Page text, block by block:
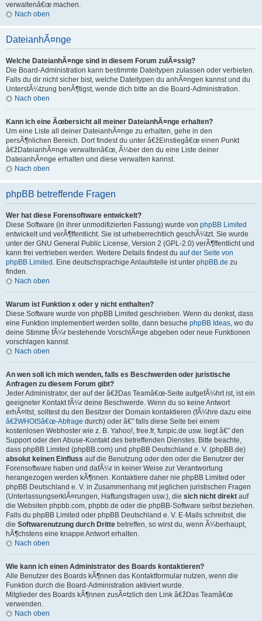
verwaltenâ€œ machen.
Nach oben
DateianhÃ¤nge
Welche DateianhÃ¤nge sind in diesem Forum zulÃ¤ssig?
Die Board-Administration kann bestimmte Dateitypen zulassen oder verbieten.
Falls du dir nicht sicher bist, welche Dateitypen du anhÃ¤ngen kannst und du
UnterstÃ¼tzung benÃ¶tigst, wende dich bitte an die Board-Administration.
Nach oben
Kann ich eine Ãœbersicht all meiner DateianhÃ¤nge erhalten?
Um eine Liste all deiner DateianhÃ¤nge zu erhalten, gehe in den
persÃ¶nlichen Bereich. Dort findest du unter â€žEinstiegâ€œ einen Punkt
â€žDateianhÃ¤nge verwaltenâ€œ, Ã¼ber den du eine Liste deiner
DateianhÃ¤nge erhalten und diese verwalten kannst.
Nach oben
phpBB betreffende Fragen
Wer hat diese Forensoftware entwickelt?
Diese Software (in ihrer unmodifizierten Fassung) wurde von phpBB Limited
entwickelt und verÃ¶ffentlicht. Sie ist urheberrechtlich geschÃ¼tzt. Sie wurde
unter der GNU General Public License, Version 2 (GPL-2.0) verÃ¶ffentlicht und
kann frei vertrieben werden. Weitere Details findest du auf der Seite von
phpBB Limited . Eine deutschsprachige Anlaufstelle ist unter phpBB.de zu
finden.
Nach oben
Warum ist Funktion x oder y nicht enthalten?
Diese Software wurde von phpBB Limited geschrieben. Wenn du denkst, dass
eine Funktion implementiert werden sollte, dann besuche phpBB Ideas, wo du
deine Stimme fÃ¼r bestehende VorschlÃ¤ge abgeben oder neue Funktionen
vorschlagen kannst.
Nach oben
An wen soll ich mich wenden, falls es Beschwerden oder juristische
Anfragen zu diesem Forum gibt?
Jeder Administrator, der auf der â€žDas Teamâ€œ-Seite aufgefÃ¼hrt ist, ist ein
geeigneter Kontakt fÃ¼r deine Beschwerde. Wenn du so keine Antwort
erhÃ¤ltst, solltest du den Besitzer der Domain kontaktieren (fÃ¼hre dazu eine
â€žWHOISâ€œ-Abfrage durch) oder â€” falls diese Seite bei einem
kostenlosen Webhoster wie z. B. Yahoo!, free.fr, funpic.de usw. liegt â€” den
Support oder den Abuse-Kontakt des betreffenden Dienstes. Bitte beachte,
dass phpBB Limited (phpBB.com) und phpBB Deutschland e. V. (phpBB.de)
absolut keinen Einfluss auf die Benutzung oder den oder die Benutzer der
Forensoftware haben und dafÃ¼r in keiner Weise zur Verantwortung
herangezogen werden kÃ¶nnen. Kontaktiere daher nie phpBB Limited oder
phpBB Deutschland e. V. in Zusammenhang mit jeglichen juristischen Fragen
(UnterlassungserklÃ¤rungen, Haftungsfragen usw.), die sich nicht direkt auf
die Websiten phpbb.com, phpbb.de oder die phpBB-Software selbst beziehen.
Falls du phpBB Limited oder phpBB Deutschland e. V. E-Mails schreibst, die
die Softwarenutzung durch Dritte betreffen, so wirst du, wenn Ã¼berhaupt,
hÃ¶chstens eine knappe Antwort erhalten.
Nach oben
Wie kann ich einen Administrator des Boards kontaktieren?
Alle Benutzer des Boards kÃ¶nnen das Kontaktformular nutzen, wenn die
Funktion durch die Board-Administration aktiviert wurde.
Mitglieder des Boards kÃ¶nnen zusÃ¤tzlich den Link â€žDas Teamâ€œ
verwenden.
Nach oben